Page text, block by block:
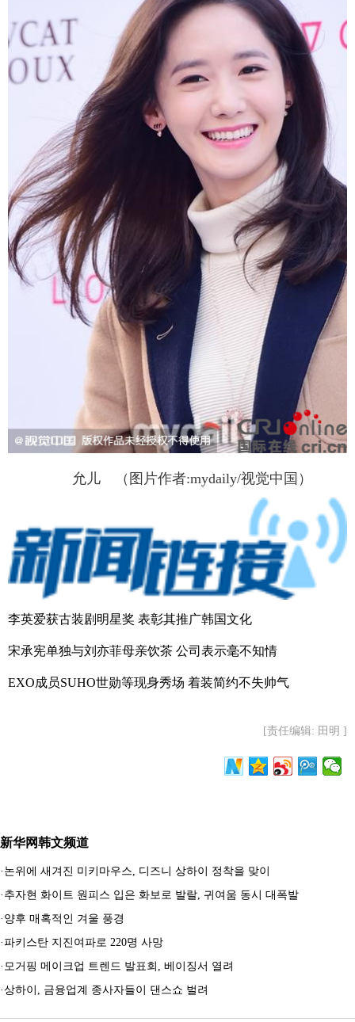
允儿 （图片作者:mydaily/视觉中国）
李英爱获古装剧明星奖 表彰其推广韩国文化
宋承宪单独与刘亦菲母亲饮茶 公司表示毫不知情
EXO成员SUHO世勋等现身秀场 着装简约不失帅气
[责任编辑: 田明 ]
新华网韩文频道
· 논위에 새겨진 미키마우스, 디즈니 상하이 정착을 맞이
· 추자현 화이트 원피스 입은 화보로 발랄, 귀여움 동시 대폭발
· 양후 매혹적인 겨울 풍경
·파키스탄 지진여파로 220명 사망
· 모거핑 메이크업 트렌드 발표회, 베이징서 열려
·상하이, 금융업계 종사자들이 댄스쇼 벌려